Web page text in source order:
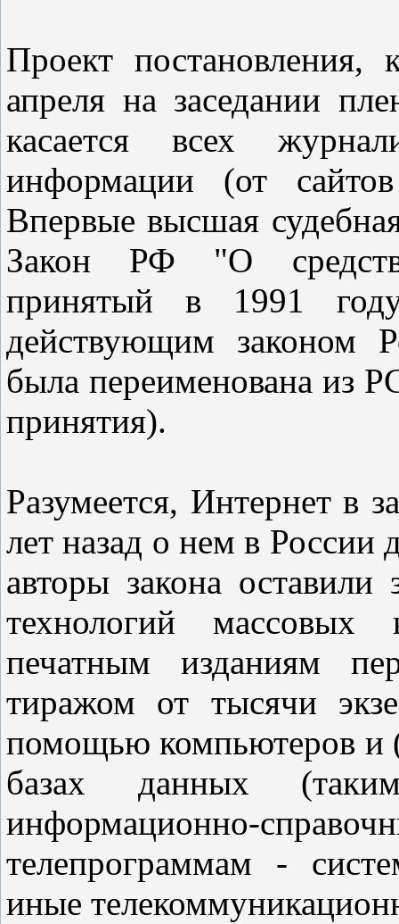
Проект постановления,
апреля на заседании
касается всех
информации (от
Впервые высшая
Закон РФ "О
принятый в 1991
действующим законом
была переименована из
принятия).
Разумеется, Интернет в
лет назад о нем в
авторы закона оставили
технологий массовых
печатным изданиям
тиражом от тысячи
помощью компьютеров и
базах данных
информационно-
телепрограммам -
иные